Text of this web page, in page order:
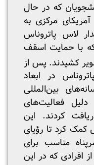
از دانشجویان که در حال
مرکزی به
لاس پاتروناس
با حمایت اسقف
کشیدند. پس از
در ابعاد
بین‌المللی
فعالیت‌های
کردند. این
کمک کرد تا رؤیای
مناسب برای
افرادی که در این